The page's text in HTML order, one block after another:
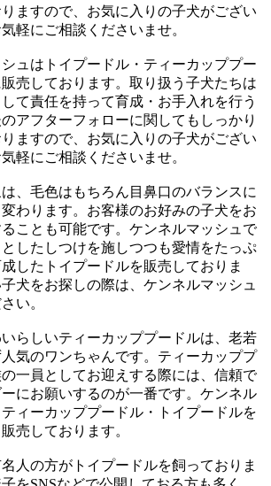
ますので、お気に入りの子犬がござい
軽にご相談くださいませ。
ュはトイプードル・ティーカッププー
販売しております。取り扱う子犬たちは
て責任を持って育成・お手入れを行う
アフターフォローに関してもしっかり
ますので、お気に入りの子犬がござい
軽にご相談くださいませ。
、毛色はもちろん目鼻口のバランスに
わります。お客様のお好みの子犬をお
ことも可能です。ケンネルマッシュで
したしつけを施しつつも愛情をたっぷ
したトイプードルを販売しておりま
犬をお探しの際は、ケンネルマッシュ
い。
らしいティーカッププードルは、老若
気のワンちゃんです。ティーカッププ
一員としてお迎えする際には、信頼で
にお願いするのが一番です。ケンネル
ィーカッププードル・トイプードルを
売しております。
人の方がトイプードルを飼っておりま